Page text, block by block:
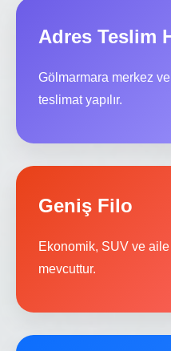
Adres Teslim
Gölmarmara merkez
teslimat yapılır.
Geniş Filo
Ekonomik, SUV ve
mevcuttur.